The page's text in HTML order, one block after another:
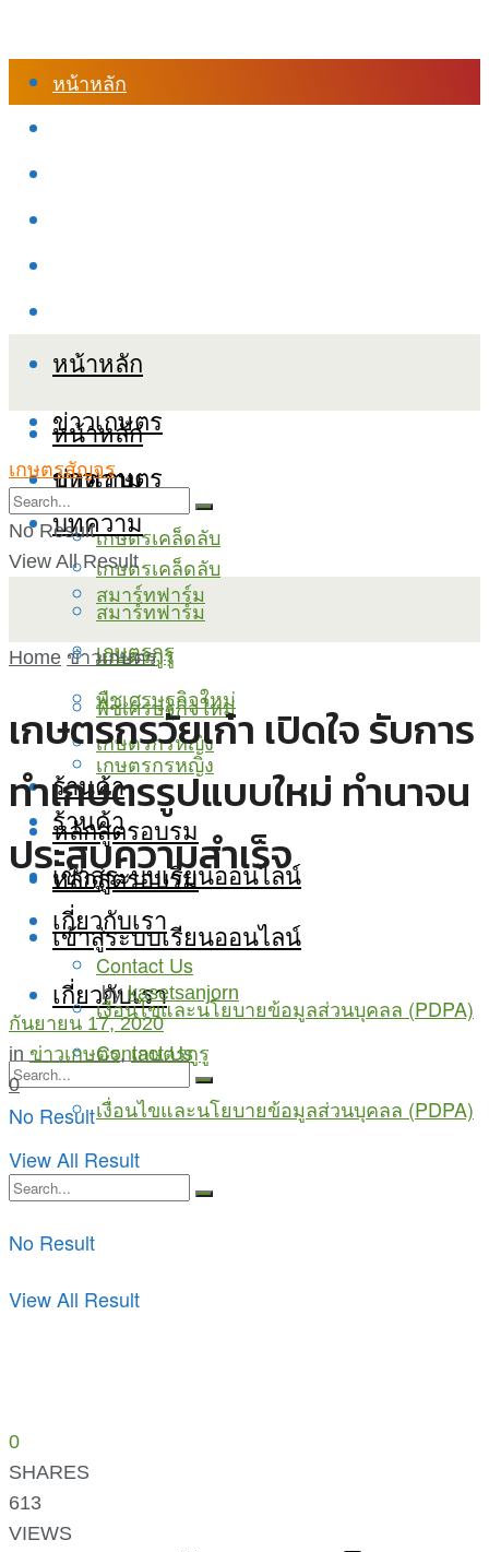
หน้าหลัก
หน้าหลัก
ข่าวเกษตร
บทความ
เกษตรเคล็ดลับ
สมาร์ทฟาร์ม
เกษตรกูรู
พืชเศรษฐกิจใหม่
เกษตรกรหญิง
ร้านค้า
หลักสูตรอบรม
เข้าสู่ระบบเรียนออนไลน์
เกี่ยวกับเรา
Contact Us
เงื่อนไขและนโยบายข้อมูลส่วนบุคลล (PDPA)
No Result
View All Result
หน้าหลัก
ข่าวเกษตร
บทความ
เกษตรเคล็ดลับ
สมาร์ทฟาร์ม
เกษตรกูรู
พืชเศรษฐกิจใหม่
เกษตรกรหญิง
ร้านค้า
หลักสูตรอบรม
เข้าสู่ระบบเรียนออนไลน์
เกี่ยวกับเรา
Contact Us
เงื่อนไขและนโยบายข้อมูลส่วนบุคลล (PDPA)
No Result
View All Result
เกษตรสัญจร
No Result
View All Result
Home ข่าวเกษตร
เกษตรกรวัยเก๋า เปิดใจ รับการ
ทำเกษตรรูปแบบใหม่ ทำนาจน
ประสบความสำเร็จ
by kasetsanjorn
กันยายน 17, 2020
in ข่าวเกษตร,เกษตรกูรู
0
0
SHARES
613
VIEWS